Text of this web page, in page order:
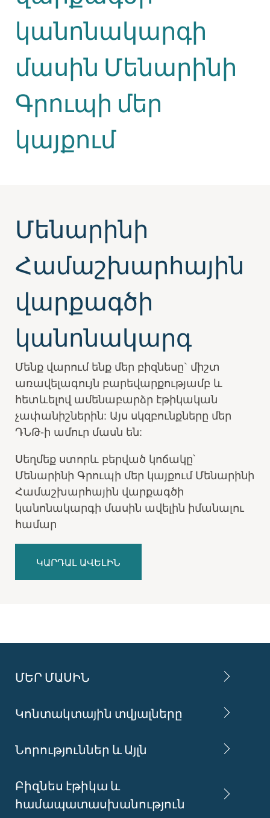
կանոնակարգի
մասին Մենարինի
Գրուպի մեր
կայքում
Մենարինի
Համաշխարհային
վարքագծի
կանոնակարգ
Մենք վարում ենք մեր բիզնեսը` միշտ
առավելագույն բարեվարքությամբ և
հետևելով ամենաբարձր էթիկական
չափանիշներին: Այս սկզբունքները մեր
ԴՆԹ-ի ամուր մասն են:
Սեղմեք ստորև բերված կոճակը՝
Մենարինի Գրուպի մեր կայքում Մենարինի
Համաշխարհային վարքագծի
կանոնակարգի մասին ավելին իմանալու
համար
ԿԱՐԴԱԼ ԱՎԵԼԻՆ
ՄԵՐ ՄԱՍԻՆ
Կոնտակտային տվյալները
Նորություններ և Այլն
Բիզնես էթիկա և
համապատասխանություն